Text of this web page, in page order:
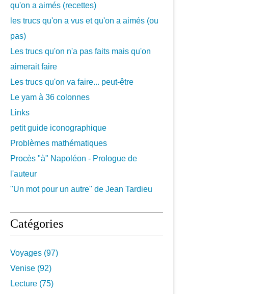
qu'on a aimés (recettes)
les trucs qu'on a vus et qu'on a aimés (ou
pas)
Les trucs qu'on n'a pas faits mais qu'on
aimerait faire
Les trucs qu'on va faire... peut-être
Le yam à 36 colonnes
Links
petit guide iconographique
Problèmes mathématiques
Procès "à" Napoléon - Prologue de
l'auteur
"Un mot pour un autre" de Jean Tardieu
Catégories
Voyages (97)
Venise (92)
Lecture (75)